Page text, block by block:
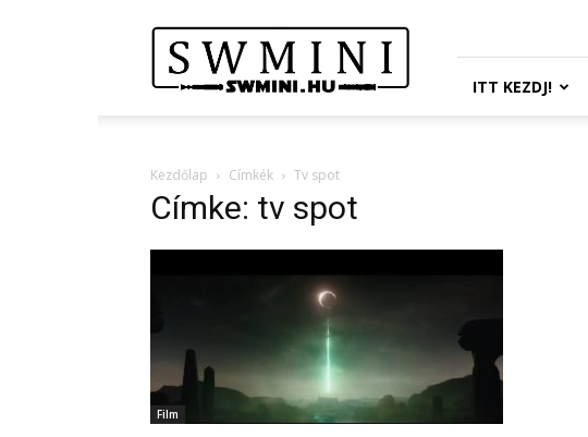
Wars
Miniatures
Portál
ITT KEZDJ!
Kezdőlap Címkék Tv spot
Címke: tv spot
Film